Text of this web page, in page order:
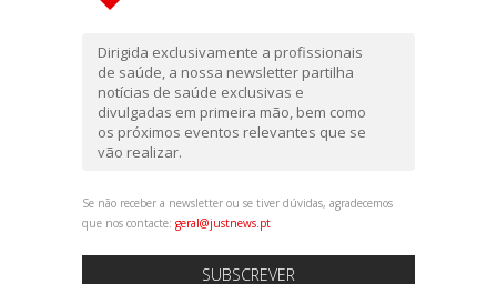
Dirigida exclusivamente a profissionais
de saúde, a nossa newsletter partilha
notícias de saúde exclusivas e
divulgadas em primeira mão, bem como
os próximos eventos relevantes que se
vão realizar.
Se não receber a newsletter ou se tiver dúvidas, agradecemos
que nos contacte: geral@justnews.pt
SUBSCREVER